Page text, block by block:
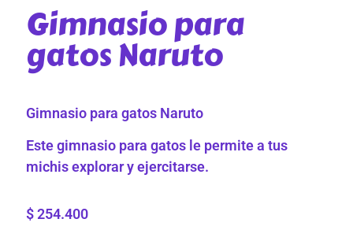
Gimnasio para
gatos Naruto
Gimnasio para gatos Naruto
Este gimnasio para gatos le permite a tus
michis explorar y ejercitarse.
$ 254.400